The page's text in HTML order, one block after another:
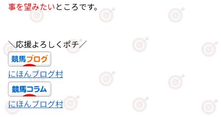
事を望みたいところです。
＼応援よろしくポチ／
にほんブログ村
にほんブログ村